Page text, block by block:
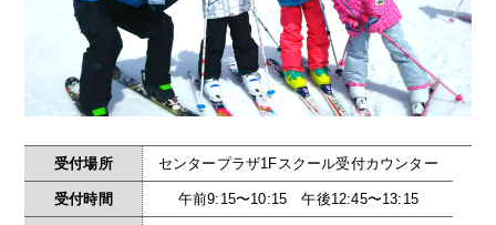
受付場所 センタープラザ1Fスクール受付カウンター
受付時間 午前9:15〜10:15 午後12:45〜13:15